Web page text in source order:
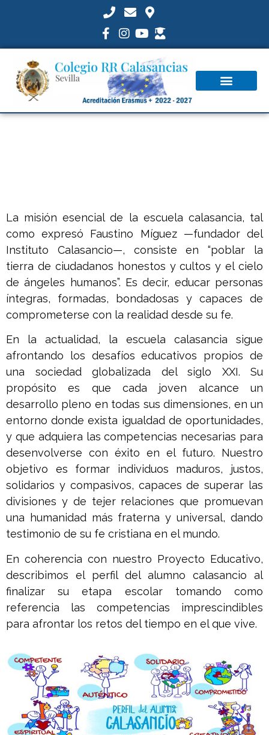
La misión esencial de la escuela calasancia, tal
como expresó Faustino Míguez —fundador del
Instituto Calasancio—, consiste en “poblar la
tierra de ciudadanos honestos y cultos y el cielo
de ángeles humanos”. Es decir, educar personas
íntegras, formadas, bondadosas y capaces de
comprometerse con la realidad desde su fe.
En la actualidad, la escuela calasancia sigue
afrontando los desafíos educativos propios de
una sociedad globalizada del siglo XXI. Su
propósito es que cada joven alcance un
desarrollo pleno en todas sus dimensiones, en un
entorno donde exista igualdad de oportunidades,
y que adquiera las competencias necesarias para
desenvolverse con éxito en el futuro. Nuestro
objetivo es formar individuos maduros, justos,
solidarios y compasivos, capaces de superar las
divisiones y de tejer relaciones que promuevan
una humanidad más fraterna y universal, dando
testimonio de su fe cristiana en el mundo.
En coherencia con nuestro Proyecto Educativo,
describimos el perfil del alumno calasancio al
finalizar su etapa escolar tomando como
referencia las competencias imprescindibles
para afrontar los retos del tiempo en el que vive.